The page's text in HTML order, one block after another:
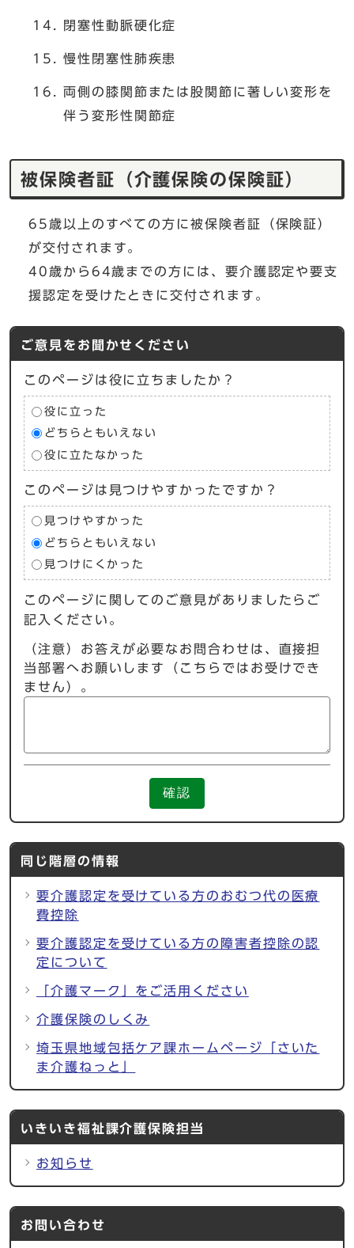
閉塞性動脈硬化症
慢性閉塞性肺疾患
両側の膝関節または股関節に著しい変形を
伴う変形性関節症
被保険者証（介護保険の保険証）
65歳以上のすべての方に被保険者証（保険証）
が交付されます。
40歳から64歳までの方には、要介護認定や要支
援認定を受けたときに交付されます。
ご意見をお聞かせください
このページは役に立ちましたか？
役に立った
どちらともいえない
役に立たなかった
このページは見つけやすかったですか？
見つけやすかった
どちらともいえない
見つけにくかった
このページに関してのご意見がありましたらご
記入ください。
（注意）お答えが必要なお問合わせは、直接担
当部署へお願いします（こちらではお受けでき
ません）。
確認
同じ階層の情報
要介護認定を受けている方のおむつ代の医療
費控除
要介護認定を受けている方の障害者控除の認
定について
「介護マーク」をご活用ください
介護保険のしくみ
埼玉県地域包括ケア課ホームページ「さいた
ま介護ねっと」
いきいき福祉課介護保険担当
お知らせ
お問い合わせ